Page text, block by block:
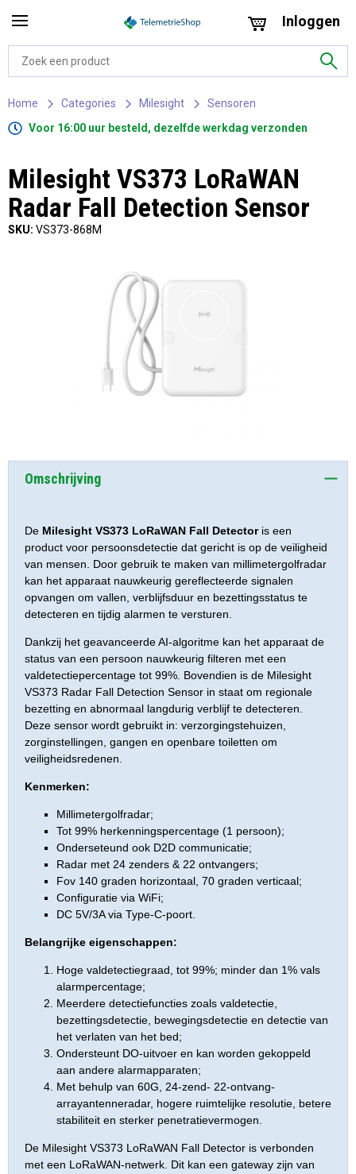
Inloggen
Home Categories Milesight
Sensoren
Voor 16:00 uur besteld, dezelfde werkdag verzonden
Milesight VS373 LoRaWAN
Radar Fall Detection Sensor
SKU: VS373-868M
Omschrijving
De Milesight VS373 LoRaWAN Fall Detectoris een
product voor persoonsdetectie dat gericht is op de veiligheid
van mensen. Door gebruik te maken van millimetergolfradar
kan het apparaat nauwkeurig gereflecteerde signalen
opvangen om vallen, verblijfsduur en bezettingsstatus te
detecteren en tijdig alarmen te versturen.
Dankzij het geavanceerde AI-algoritme kan het apparaat de
status van een persoon nauwkeurig filteren met een
valdetectiepercentage tot 99%. Bovendien is de Milesight
VS373 Radar Fall Detection Sensor in staat om regionale
bezetting en abnormaal langdurig verblijf te detecteren.
Deze sensor wordt gebruikt in: verzorgingstehuizen,
zorginstellingen, gangen en openbare toiletten om
veiligheidsredenen.
Kenmerken:
Millimetergolfradar;
Tot 99% herkenningspercentage (1 persoon);
Onderseteund ook D2D communicatie;
Radar met 24 zenders & 22 ontvangers;
Fov 140 graden horizontaal, 70 graden verticaal;
Configuratie via WiFi;
DC 5V/3A via Type-C-poort.
Belangrijke eigenschappen:
Hoge valdetectiegraad, tot 99%; minder dan 1% vals
alarmpercentage;
Meerdere detectiefuncties zoals valdetectie,
bezettingsdetectie, bewegingsdetectie en detectie van
het verlaten van het bed;
Ondersteunt DO-uitvoer en kan worden gekoppeld
aan andere alarmapparaten;
Met behulp van 60G, 24-zend- 22-ontvang-
arrayantenneradar, hogere ruimtelijke resolutie, betere
stabiliteit en sterker penetratievermogen.
De Milesight VS373 LoRaWAN Fall Detector is verbonden
met een LoRaWAN-netwerk. Dit kan een gateway zijn van